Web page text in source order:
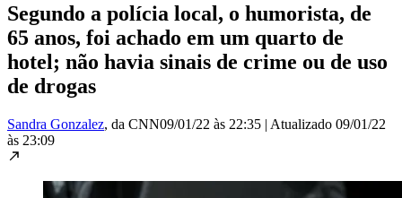
Segundo a polícia local, o humorista, de
65 anos, foi achado em um quarto de
hotel; não havia sinais de crime ou de uso
de drogas
Sandra Gonzalez, da CNN09/01/22 às 22:35 | Atualizado 09/01/22
às 23:09